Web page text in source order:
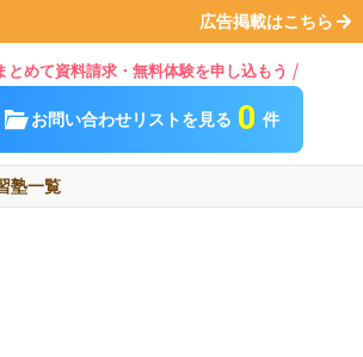
広告掲載はこちら
とめて資料請求・無料体験を申し込もう
お問い合わせリストを見る 0 件
塾一覧